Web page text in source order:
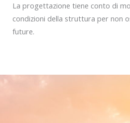
La progettazione tiene conto di
condizioni della struttura per non
future.